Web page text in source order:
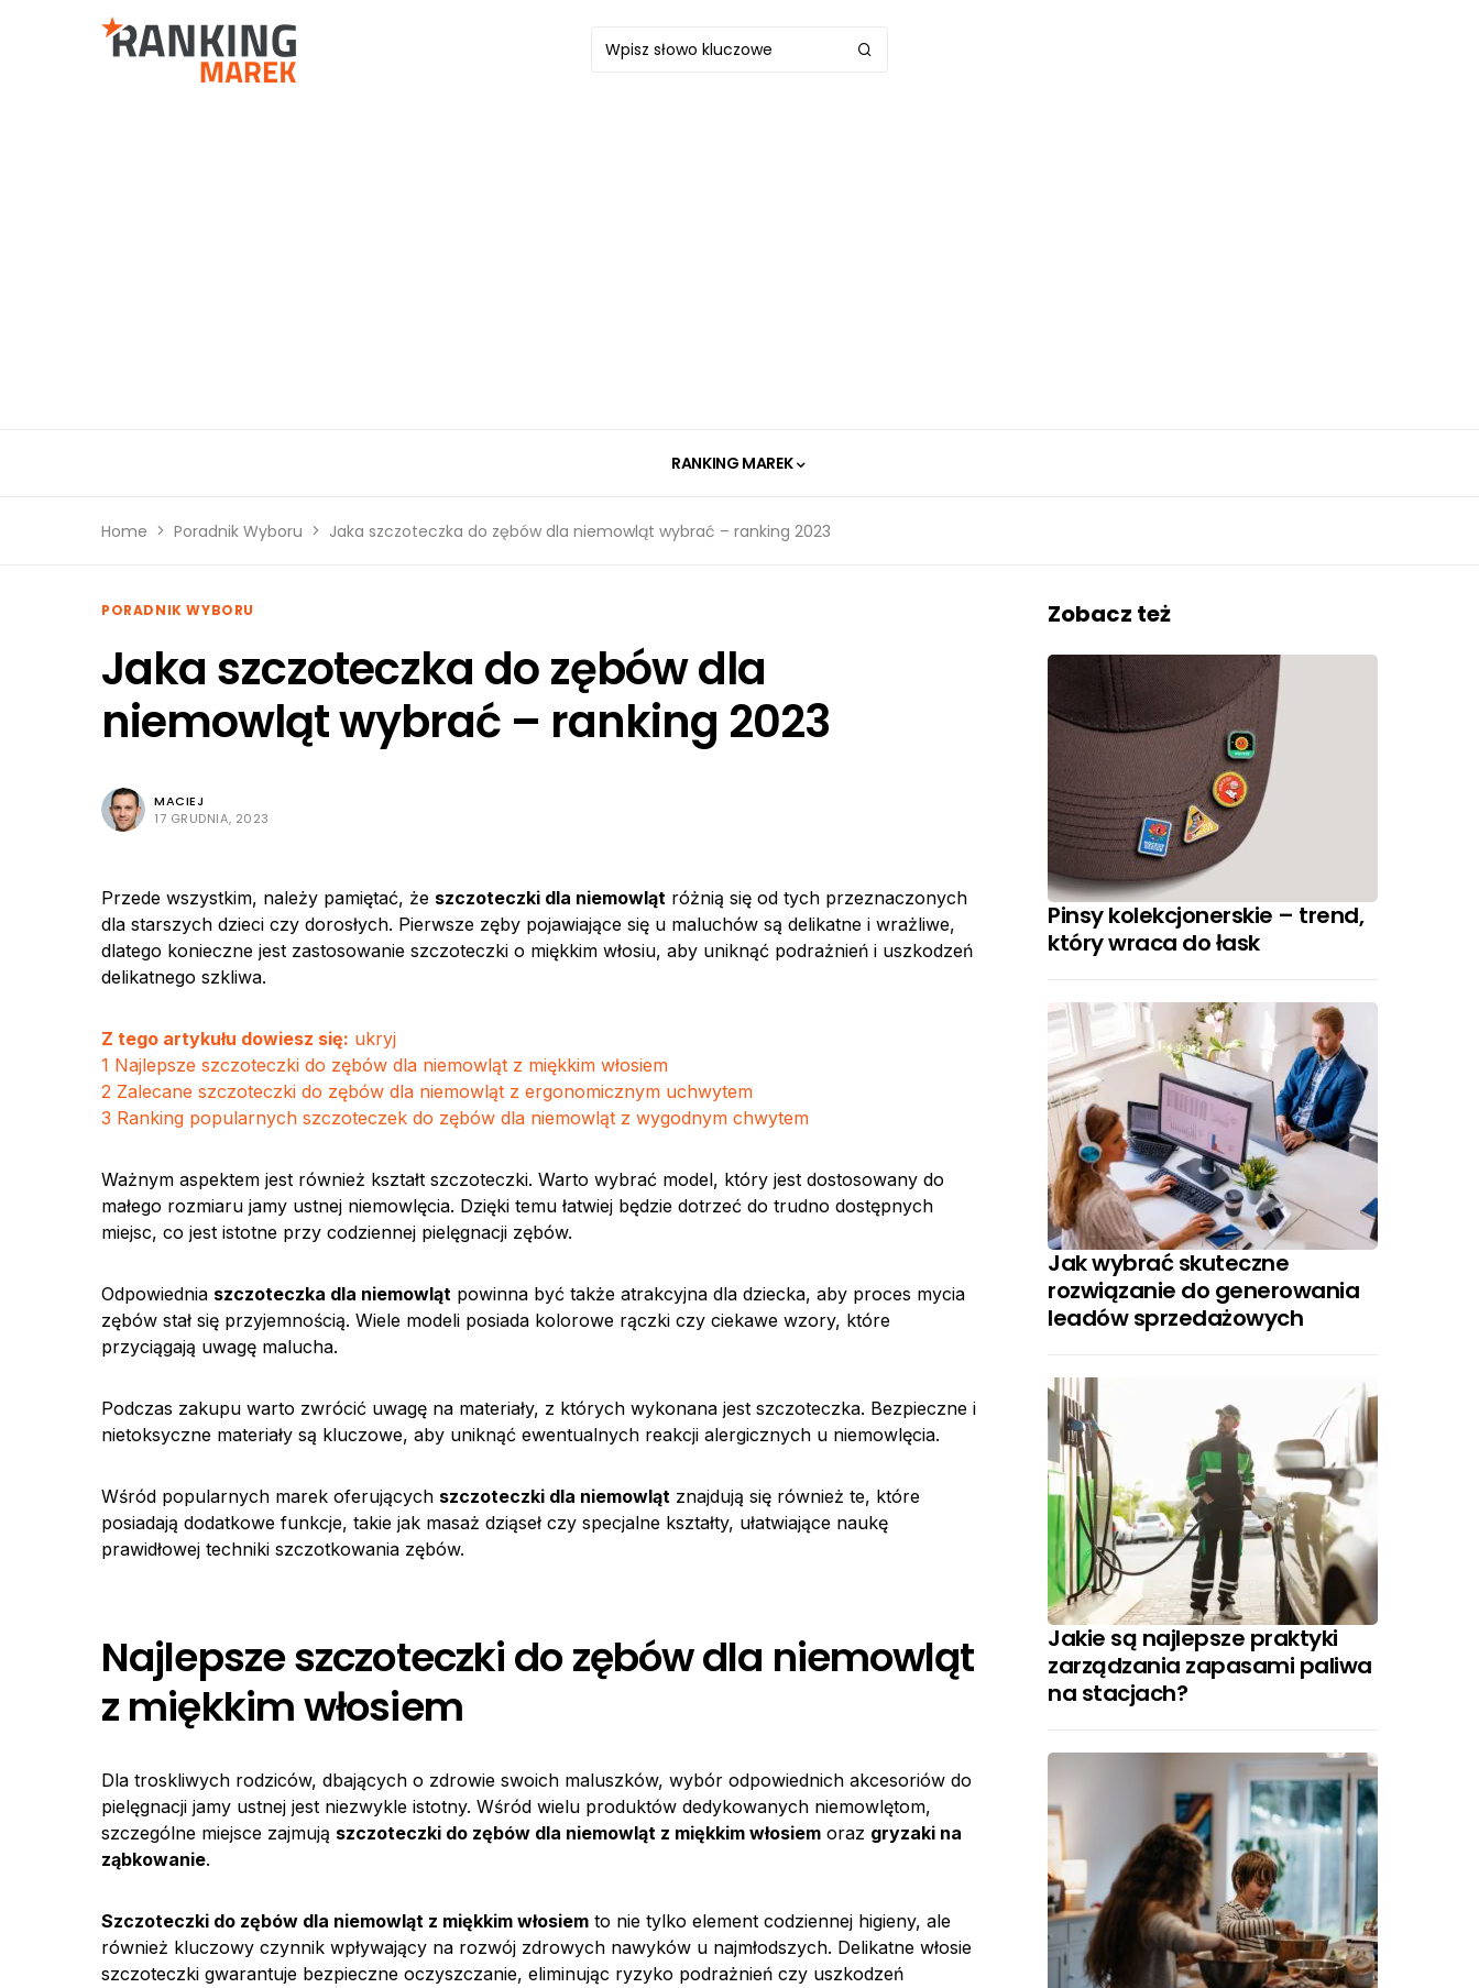
RANKING MAREK
Home Poradnik Wyboru Jaka szczoteczka do zębów dla niemowląt wybrać – ranking 2023
PORADNIK WYBORU
Jaka szczoteczka do zębów dla
niemowląt wybrać – ranking 2023
MACIEJ
17 GRUDNIA, 2023
Przede wszystkim, należy pamiętać, że szczoteczki dla niemowląt różnią się od tych przeznaczonych
dla starszych dzieci czy dorosłych. Pierwsze zęby pojawiające się u maluchów są delikatne i wrażliwe,
dlatego konieczne jest zastosowanie szczoteczki o miękkim włosiu, aby uniknąć podrażnień i uszkodzeń
delikatnego szkliwa.
Z tego artykułu dowiesz się: ukryj
1 Najlepsze szczoteczki do zębów dla niemowląt z miękkim włosiem
2 Zalecane szczoteczki do zębów dla niemowląt z ergonomicznym uchwytem
3 Ranking popularnych szczoteczek do zębów dla niemowląt z wygodnym chwytem
Ważnym aspektem jest również kształt szczoteczki. Warto wybrać model, który jest dostosowany do
małego rozmiaru jamy ustnej niemowlęcia. Dzięki temu łatwiej będzie dotrzeć do trudno dostępnych
miejsc, co jest istotne przy codziennej pielęgnacji zębów.
Odpowiednia szczoteczka dla niemowląt powinna być także atrakcyjna dla dziecka, aby proces mycia
zębów stał się przyjemnością. Wiele modeli posiada kolorowe rączki czy ciekawe wzory, które
przyciągają uwagę malucha.
Podczas zakupu warto zwrócić uwagę na materiały, z których wykonana jest szczoteczka. Bezpieczne i
nietoksyczne materiały są kluczowe, aby uniknąć ewentualnych reakcji alergicznych u niemowlęcia.
Wśród popularnych marek oferujących szczoteczki dla niemowląt znajdują się również te, które
posiadają dodatkowe funkcje, takie jak masaż dziąseł czy specjalne kształty, ułatwiające naukę
prawidłowej techniki szczotkowania zębów.
Najlepsze szczoteczki do zębów dla niemowląt
z miękkim włosiem
Dla troskliwych rodziców, dbających o zdrowie swoich maluszków, wybór odpowiednich akcesoriów do
pielęgnacji jamy ustnej jest niezwykle istotny. Wśród wielu produktów dedykowanych niemowlętom,
szczególne miejsce zajmują szczoteczki do zębów dla niemowląt z miękkim włosiem oraz gryzaki na
ząbkowanie.
Szczoteczki do zębów dla niemowląt z miękkim włosiem to nie tylko element codziennej higieny, ale
również kluczowy czynnik wpływający na rozwój zdrowych nawyków u najmłodszych. Delikatne włosie
szczoteczki gwarantuje bezpieczne oczyszczanie, eliminując ryzyko podrażnień czy uszkodzeń
Zobacz też
Pinsy kolekcjonerskie – trend,
który wraca do łask
Jak wybrać skuteczne
rozwiązanie do generowania
leadów sprzedażowych
Jakie są najlepsze praktyki
zarządzania zapasami paliwa
na stacjach?